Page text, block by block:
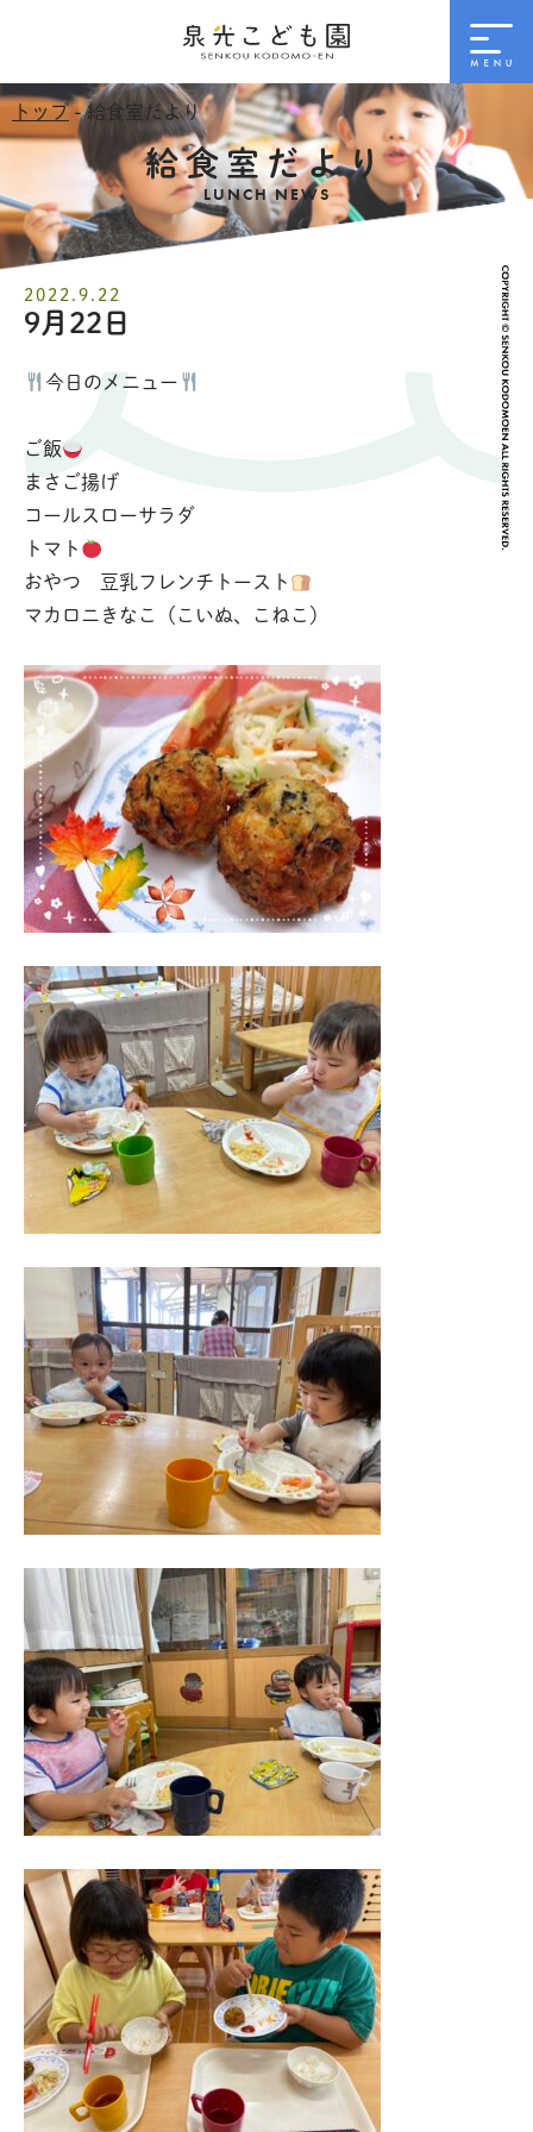
トップ- 給食室だより
給食室だより
LUNCH NEWS
2022.9.22
9月22日
今日のメニュー
ご飯
まさご揚げ
コールスローサラダ
トマト
おやつ 豆乳フレンチトースト
マカロニきなこ（こいぬ、こねこ）